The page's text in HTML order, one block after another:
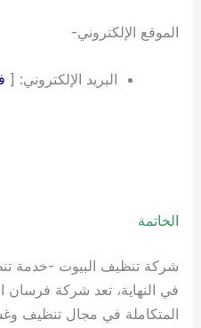
الموقع الإلكتروني-
البريد الإلكتروني: [
الخاتمة
شركة تنظيف البيوت -خدمة
في النهاية، تعد شركة فرسان
المتكاملة في مجال تنظيف